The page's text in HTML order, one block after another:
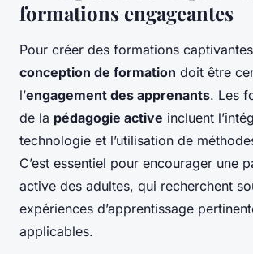
formations engageantes
Pour créer des formations
conception de formation doit être
l’engagement des apprenants. Les
de la pédagogie active incluent
technologie et l’utilisation de
C’est essentiel pour encourager une
active des adultes, qui recherchent
expériences d’apprentissage
applicables.